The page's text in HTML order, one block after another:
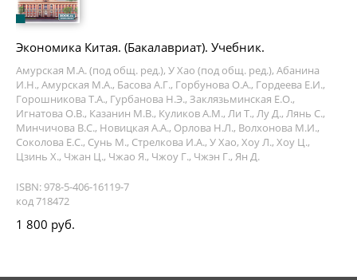
Экономика Китая. (Бакалавриат). Учебник.
Амурская М.А. (под общ. ред.), У Хао (под общ. ред.), Абанина
И.Н., Амурская М.А., Басова А.Г., Горбунова О.А., Гордеева Е.И.,
Горошникова Т.А., Гурбанова Н.Э., Заклязьминская Е.О.,
Игнатова О.В., Казанин М.В., Куликов А.М., Ли Т., Лу Д., Лянь С.,
Минчичова В.С., Новицкая А.А., Орлова Н.Л., Волхонова М.И.,
Соколова Е.С., Сунь М., Стрелкова И.А., У Хао, Хоу Л., Хоу Ц.,
Цзинь Х., Чжан Ц., Чжао Я., Чжоу Г., Чжэн Г., Ян Д.
ISBN: 978-5-406-16119-7
код 718472
1 800 руб.